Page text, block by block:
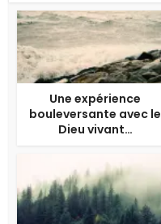
Une expérience
bouleversante avec le
Dieu vivant…